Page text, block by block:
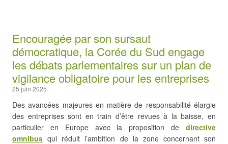
Encouragée par son sursaut
démocratique, la Corée du Sud engage
les débats parlementaires sur un plan de
vigilance obligatoire pour les entreprises
25 juin 2025
Des avancées majeures en matière de responsabilité élargie
des entreprises sont en train d’être revues à la baisse, en
particulier en Europe avec la proposition de directive
omnibus qui réduit l’ambition de la zone concernant son